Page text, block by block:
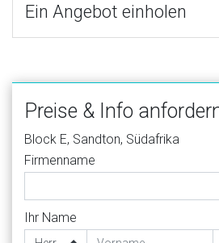
Ein Angebot einholen
Preise & Info
Block E, Sandton, Südafrika
Firmenname
Ihr Name